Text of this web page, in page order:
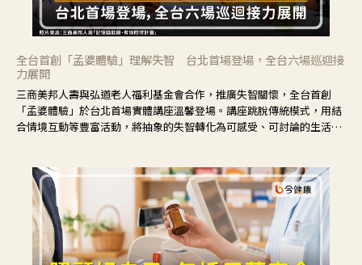
全台首創「孟婆體驗」理解失智 台北首場登場，全台六場巡迴接
力展開
三商美邦人壽與弘道老人福利基金會合作，推廣失智關懷，全台首創
「孟婆體驗」於台北首場實體講座溫馨登場。講座跳脫傳統模式，用結
合情境互動等豐富活動，將抽象的失智轉化為可感受、可討論的生活情